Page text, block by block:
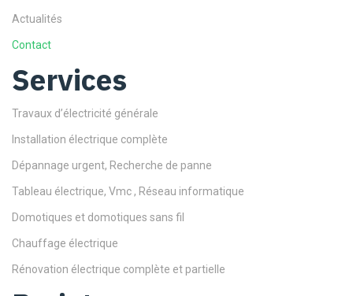
Actualités
Contact
Services
Travaux d’électricité générale
Installation électrique complète
Dépannage urgent, Recherche de panne
Tableau électrique, Vmc , Réseau informatique
Domotiques et domotiques sans fil
Chauffage électrique
Rénovation électrique complète et partielle